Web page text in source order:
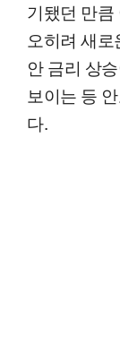
기됐던 만
오히려 새
안 금리 상
보이는 등
다.